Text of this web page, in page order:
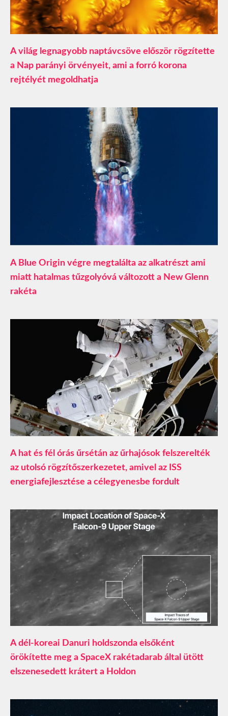
A világ legnagyobb naptávcsöve először rögzítette
a Nap parányi örvényeit, ami a forró korona
rejtélyét megoldhatja
A Blue Origin végre megtalálta az alkatrészt ami
miatt hatalmas tűzgolyóvá változott a New Glenn
rakéta
A hat és fél órás űrsétán az űrhajósok felszerelték
az utolsó rögzítőszerkezetet, amivel az ISS
energiafejlesztése a célegyenesbe fordult
A dél-koreai Danuri holdszonda elsőként
örökítette meg a SpaceX rakétadarab által ütött
elszenesedett krátert a Holdon